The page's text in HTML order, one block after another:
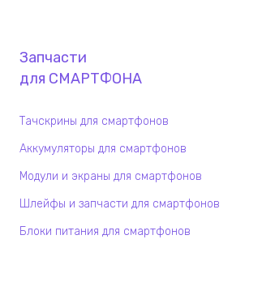
Запчасти
для СМАРТФОНА
Тачскрины для смартфонов
Аккумуляторы для смартфонов
Модули и экраны для смартфонов
Шлейфы и запчасти для смартфонов
Блоки питания для смартфонов